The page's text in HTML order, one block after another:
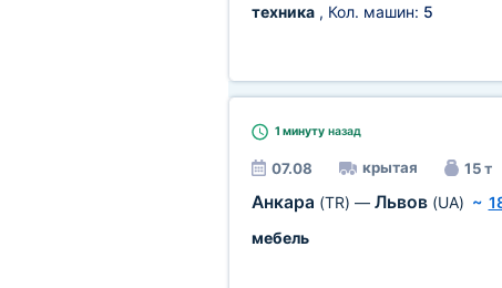
техника, Кол. машин: 5
1 минутуназад
07.08 крытая 15 т
Анкара (TR) — Львов (UA) ~
мебель